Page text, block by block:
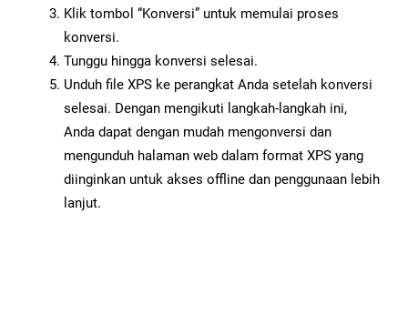
Klik tombol “Konversi” untuk memulai proses
konversi.
Tunggu hingga konversi selesai.
Unduh file XPS ke perangkat Anda setelah konversi
selesai. Dengan mengikuti langkah-langkah ini,
Anda dapat dengan mudah mengonversi dan
mengunduh halaman web dalam format XPS yang
diinginkan untuk akses offline dan penggunaan lebih
lanjut.